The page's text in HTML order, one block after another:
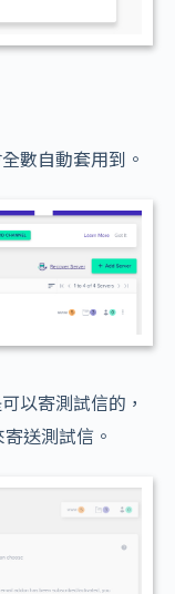
數自動套用到。
以寄測試信的，
送測試信。